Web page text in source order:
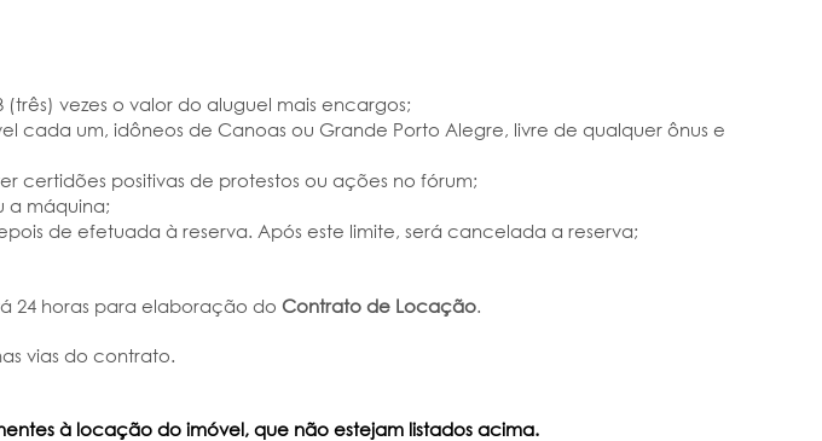
vezes o valor do aluguel mais encargos;
cada um, idôneos de Canoas ou Grande Porto Alegre, livre de qualquer ônus e
certidões positivas de protestos ou ações no fórum;
a máquina;
de efetuada à reserva. Após este limite, será cancelada a reserva;
24 horas para elaboração doContrato de Locação.
vias do contrato.
à locação do imóvel, que não estejam listados acima.